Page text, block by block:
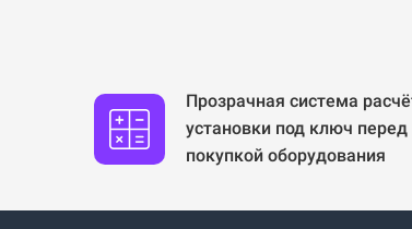
Прозрачная система
установки под ключ перед
покупкой оборудования